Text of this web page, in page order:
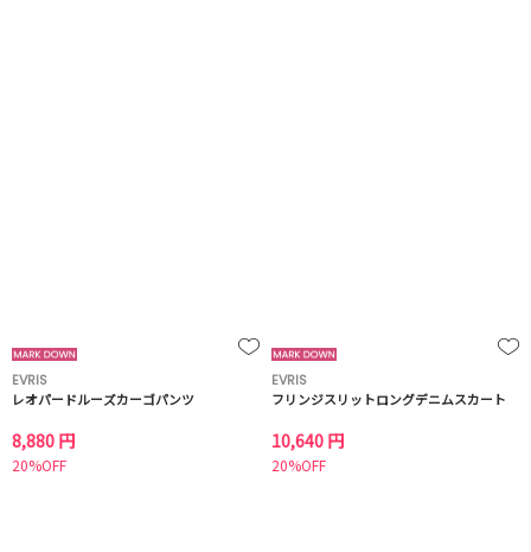
EVRIS
レオパードルーズカーゴパンツ
8,880 円
20%OFF
EVRIS
フリンジスリットロングデニムスカート
10,640 円
20%OFF